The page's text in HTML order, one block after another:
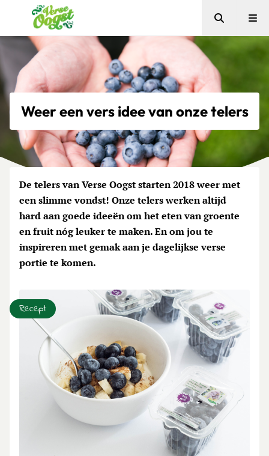
Verse Oogst
Zoeken
Weer een vers idee van onze telers
De telers van Verse Oogst starten 2018 weer met
een slimme vondst! Onze telers werken altijd
hard aan goede ideeën om het eten van groente
en fruit nóg leuker te maken. En om jou te
inspireren met gemak aan je dagelijkse verse
portie te komen.
Recept